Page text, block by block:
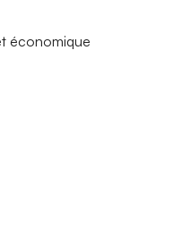
économique